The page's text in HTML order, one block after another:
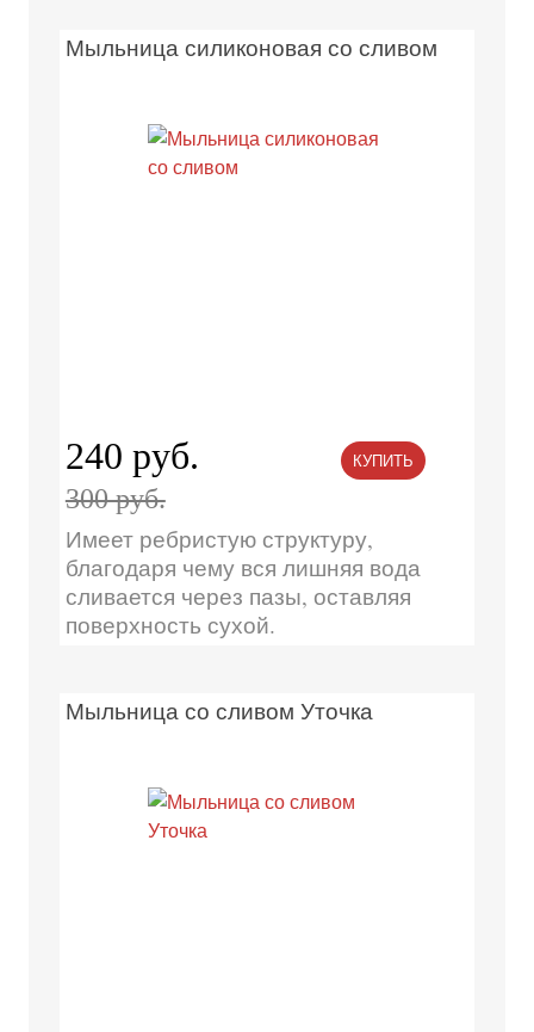
Мыльница силиконовая со сливом
240 руб.
300 руб.
КУПИТЬ
Имеет ребристую структуру,
благодаря чему вся лишняя вода
сливается через пазы, оставляя
поверхность сухой.
Мыльница со сливом Уточка